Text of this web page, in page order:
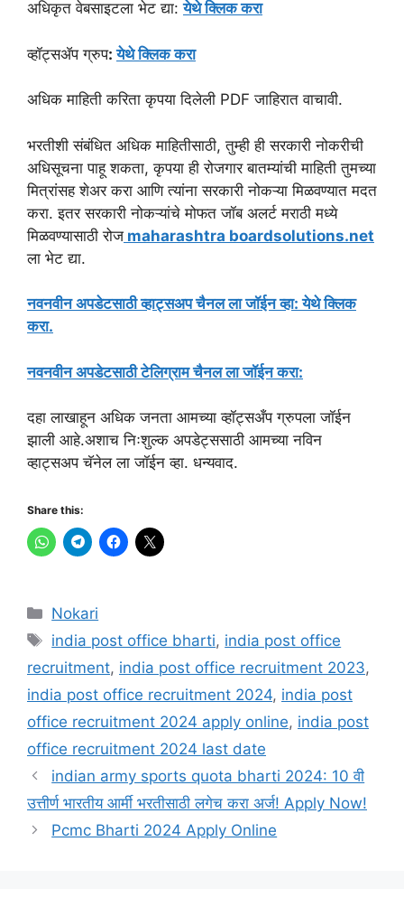
अधिकृत वेबसाइटला भेट द्या:येथे क्लिक करा
व्हॉट्सॲप ग्रुप:येथे क्लिक करा
अधिक माहिती करिता कृपया दिलेली PDF जाहिरात वाचावी.
भरतीशी संबंधित अधिक माहितीसाठी, तुम्ही ही सरकारी नोकरीची
अधिसूचना पाहू शकता, कृपया ही रोजगार बातम्यांची माहिती तुमच्या
मित्रांसह शेअर करा आणि त्यांना सरकारी नोकऱ्या मिळवण्यात मदत
करा. इतर सरकारी नोकऱ्यांचे मोफत जॉब अलर्ट मराठी मध्ये
मिळवण्यासाठी रोज maharashtra boardsolutions.net
ला भेट द्या.
नवनवीन अपडेटसाठी व्हाट्सअप चैनल ला जॉईन व्हा: येथे क्लिक
करा.
नवनवीन अपडेटसाठी टेलिग्राम चैनल ला जॉईन करा:
दहा लाखाहून अधिक जनता आमच्या व्हॉट्सअँप ग्रुपला जॉईन
झाली आहे.अशाच निःशुल्क अपडेट्ससाठी आमच्या नविन
व्हाट्सअप चॅनेल ला जॉईन व्हा. धन्यवाद.
Share this:
Categories
Nokari
Tags
india post office bharti, india post office
recruitment, india post office recruitment 2023,
india post office recruitment 2024, india post
office recruitment 2024 apply online, india post
office recruitment 2024 last date
indian army sports quota bharti 2024: 10 वी
उत्तीर्ण भारतीय आर्मी भरतीसाठी लगेच करा अर्ज! Apply Now!
Pcmc Bharti 2024 Apply Online